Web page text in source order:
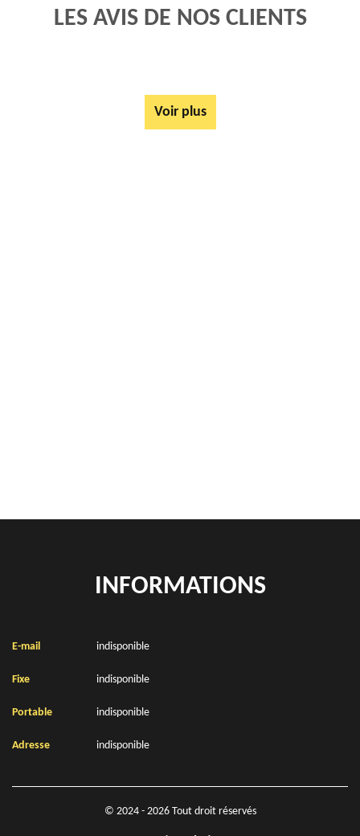
LES AVIS DE NOS CLIENTS
Voir plus
INFORMATIONS
E-mail indisponible
Fixe indisponible
Portable indisponible
Adresse indisponible
© 2024 - 2026 Tout droit réservés